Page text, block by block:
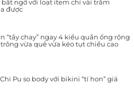
bất ngờ với loạt item chỉ vài trăm
được
“tẩy chay” ngay 4 kiểu quần ống rộng
trông vừa quê vừa kéo tụt chiều cao
Pu so body với bikini “tí hon” giá